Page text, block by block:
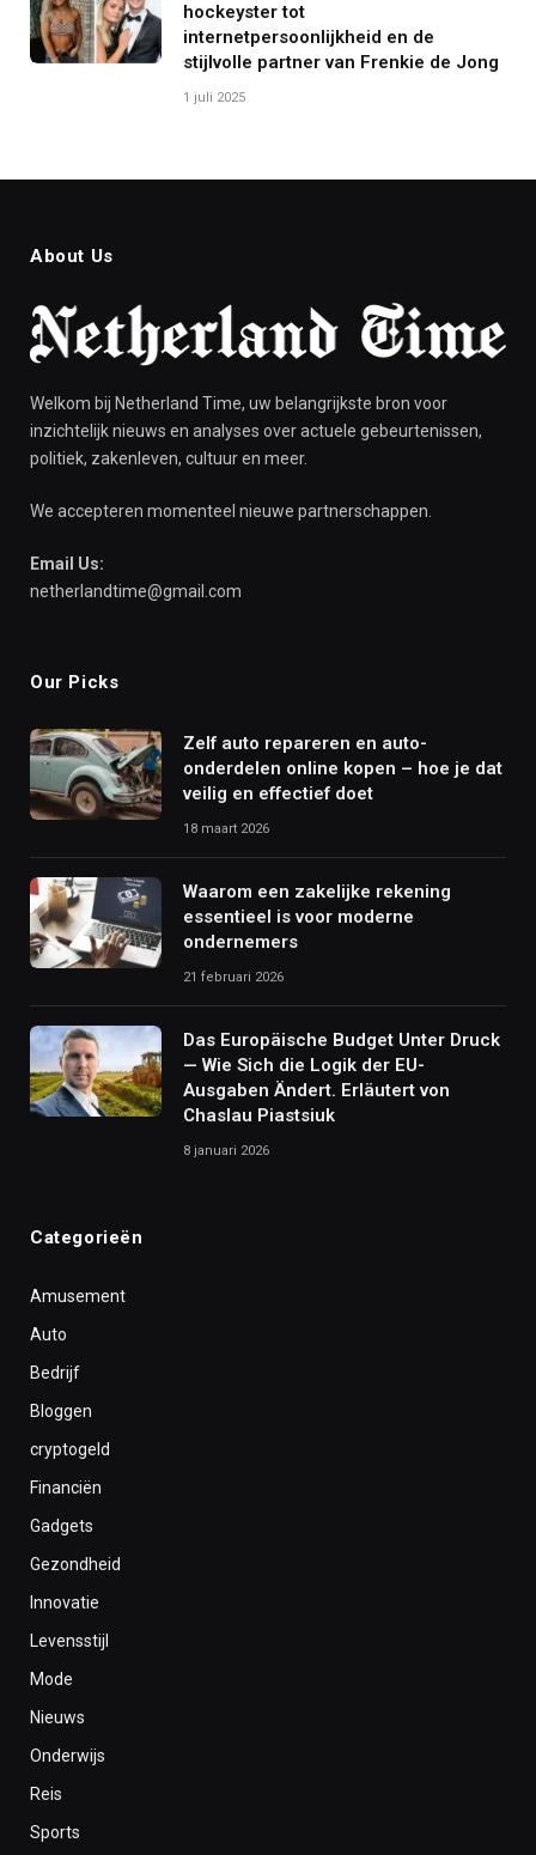
hockeyster tot
internetpersoonlijkheid en de
stijlvolle partner van Frenkie de Jong
1 juli 2025
About Us
Welkom bij Netherland Time, uw belangrijkste bron voor
inzichtelijk nieuws en analyses over actuele gebeurtenissen,
politiek, zakenleven, cultuur en meer.
We accepteren momenteel nieuwe partnerschappen.
Email Us:
netherlandtime@gmail.com
Our Picks
Zelf auto repareren en auto-
onderdelen online kopen – hoe je dat
veilig en effectief doet
18 maart 2026
Waarom een zakelijke rekening
essentieel is voor moderne
ondernemers
21 februari 2026
Das Europäische Budget Unter Druck
— Wie Sich die Logik der EU-
Ausgaben Ändert. Erläutert von
Chaslau Piastsiuk
8 januari 2026
Categorieën
Amusement
Auto
Bedrijf
Bloggen
cryptogeld
Financiën
Gadgets
Gezondheid
Innovatie
Levensstijl
Mode
Nieuws
Onderwijs
Reis
Sports